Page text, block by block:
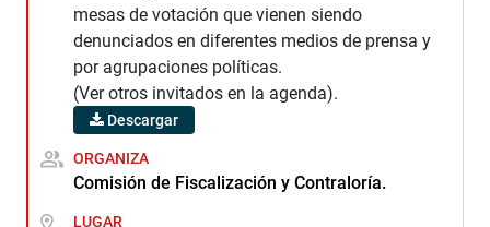
mesas de votación que vienen siendo
denunciados en diferentes medios de prensa y
por agrupaciones políticas.
(Ver otros invitados en la agenda).
Descargar
ORGANIZA
Comisión de Fiscalización y Contraloría.
LUGAR